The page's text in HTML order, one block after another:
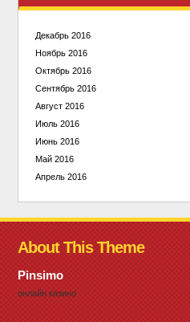
Декабрь 2016
Ноябрь 2016
Октябрь 2016
Сентябрь 2016
Август 2016
Июль 2016
Июнь 2016
Май 2016
Апрель 2016
About This Theme
Pinsimo
онлайн казино